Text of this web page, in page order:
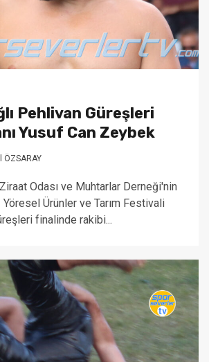
Pehlivan Güreşleri
Yusuf Can Zeybek
ÖZSARAY
Odası ve Muhtarlar Derneği'nin
Ürünler ve Tarım Festivali
finalinde rakibi...